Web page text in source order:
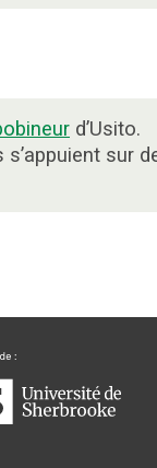
d’Usito.
sur